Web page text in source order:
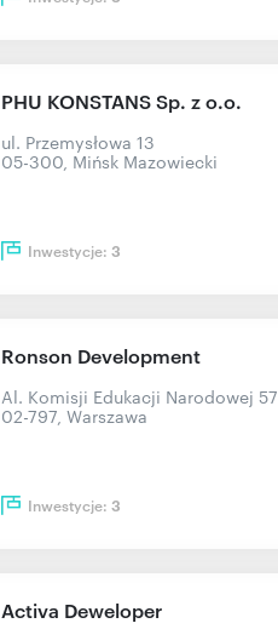
PHU KONSTANS Sp. z o.o.
ul. Przemysłowa 13
05-300, Mińsk Mazowiecki
Inwestycje: 3
Ronson Development
Al. Komisji Edukacji Narodowej 57
02-797, Warszawa
Inwestycje: 3
Activa Deweloper